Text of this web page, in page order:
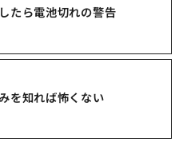
たら電池切れの警告
を知れば怖くない